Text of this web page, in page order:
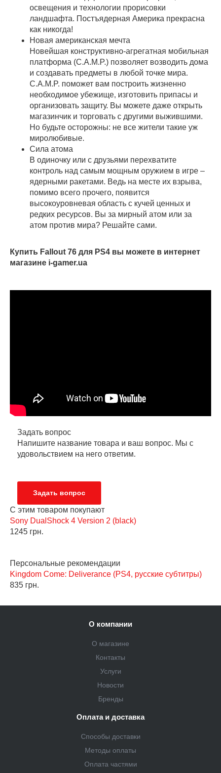
освещения и технологии прорисовки
ландшафта. Постъядерная Америка прекрасна
как никогда!
Новая американская мечта
Новейшая конструктивно-агрегатная мобильная
платформа (C.A.M.P.) позволяет возводить дома
и создавать предметы в любой точке мира.
C.A.M.P. поможет вам построить жизненно
необходимое убежище, изготовить припасы и
организовать защиту. Вы можете даже открыть
магазинчик и торговать с другими выжившими.
Но будьте осторожны: не все жители такие уж
миролюбивые.
Сила атома
В одиночку или с друзьями перехватите
контроль над самым мощным оружием в игре –
ядерными ракетами. Ведь на месте их взрыва,
помимо всего прочего, появится
высокоуровневая область с кучей ценных и
редких ресурсов. Вы за мирный атом или за
атом против мира? Решайте сами.
Купить Fallout 76 для PS4 вы можете в интернет
магазине i-gamer.ua
Задать вопрос
Напишите название товара и ваш вопрос. Мы с
удовольствием на него ответим.
Задать вопрос
C этим товаром покупают
Sony DualShock 4 Version 2 (black)
1245 грн.
Персональные рекомендации
Kingdom Come: Deliverance (PS4, русские субтитры)
835 грн.
О компании
О магазине
Контакты
Услуги
Новости
Бренды
Оплата и доставка
Способы доставки
Методы оплаты
Оплата частями